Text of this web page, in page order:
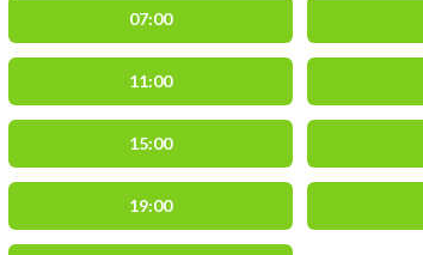
07:00
11:00
15:00
19:00